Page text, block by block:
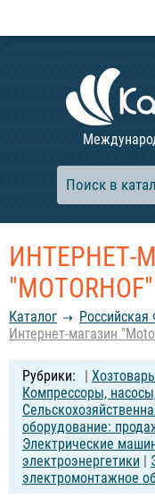
ИНТЕРНЕТ-
"MOTORHOF"
Каталог
Интернет-магазин
|
Компрессоры,
оборудование:
Электрические
электроэнергетики |
электромонтажное